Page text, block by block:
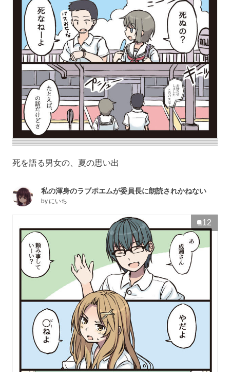
死を語る男女の、夏の思い出
私の渾身のラブポエムが委員長に朗読されかねない
by にいち
12